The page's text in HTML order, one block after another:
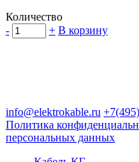
Количество
-
+ В корзину
info@elektrokable.ru
Политика
персональных данных